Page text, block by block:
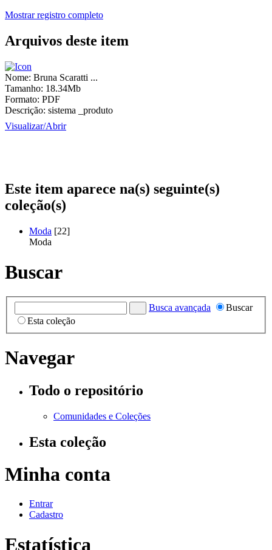
Mostrar registro completo
Arquivos deste item
Nome: Bruna Scaratti ...
Tamanho: 18.34Mb
Formato: PDF
Descrição: sistema _produto
Visualizar/Abrir
Este item aparece na(s) seguinte(s)
coleção(s)
Moda [22]
Moda
Buscar
Busca avançada
Buscar
Esta coleção
Navegar
Todo o repositório
Comunidades e Coleções
Esta coleção
Minha conta
Entrar
Cadastro
Estatística